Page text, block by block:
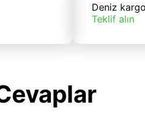
Deniz
Teklif alın